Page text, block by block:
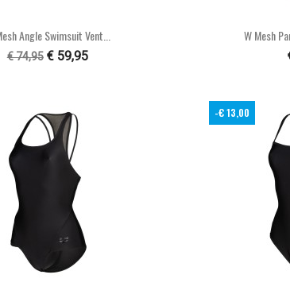
 Snel bekijken
Angle Swimsuit Vent...
€ 74,95 € 59,95

W Mesh
-€ 13,00